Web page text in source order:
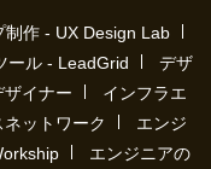
制作 - UX Design Lab
ール - LeadGrid
デザ
イナー
インフラエ
ットワーク
エンジ
エンジニアの